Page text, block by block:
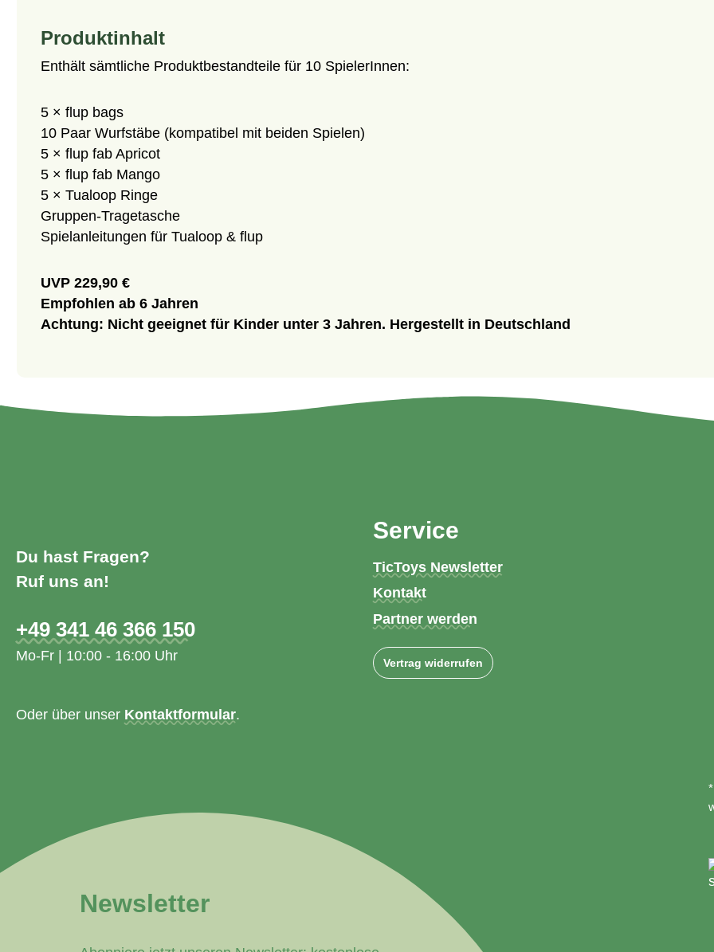
Produktinhalt
Enthält sämtliche Produktbestandteile für 10 SpielerInnen:
5 × flup bags
10 Paar Wurfstäbe (kompatibel mit beiden Spielen)
5 × flup fab Apricot
5 × flup fab Mango
5 × Tualoop Ringe
Gruppen-Tragetasche
Spielanleitungen für Tualoop & flup
UVP 229,90 €
Empfohlen ab 6 Jahren
Achtung: Nicht geeignet für Kinder unter 3 Jahren. Hergestellt in Deutschland
Du hast Fragen?
Ruf uns an!
+49 341 46 366 150
Mo-Fr | 10:00 - 16:00 Uhr
Oder über unser Kontaktformular.
Service
TicToys Newsletter
Kontakt
Partner werden
Vertrag widerrufen
Newsletter